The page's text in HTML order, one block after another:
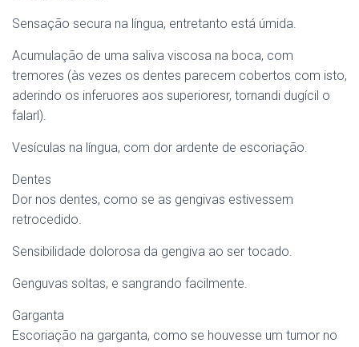
Sensação secura na língua, entretanto está úmida.
Acumulação de uma saliva viscosa na boca, com
tremores (às vezes os dentes parecem cobertos com isto,
aderindo os inferuores aos superioresr, tornandi dugícil o
falarl).
Vesículas na língua, com dor ardente de escoriação.
Dentes
Dor nos dentes, como se as gengivas estivessem
retrocedido.
Sensibilidade dolorosa da gengiva ao ser tocado.
Genguvas soltas, e sangrando facilmente.
Garganta
Escoriação na garganta, como se houvesse um tumor no